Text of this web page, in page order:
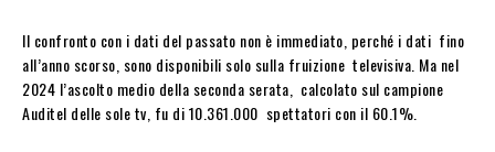
Il confronto con i dati del passato non è immediato, perché i dati fino
all’anno scorso, sono disponibili solo sulla fruizione televisiva. Ma nel
2024 l’ascolto medio della seconda serata, calcolato sul campione
Auditel delle sole tv, fu di 10.361.000 spettatori con il 60.1%.